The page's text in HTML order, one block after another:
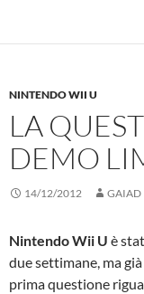
NINTENDO WII U
LA
DEMO
14/12/2012 GAIAD
Nintendo Wii U è
due settimane, ma
prima questione